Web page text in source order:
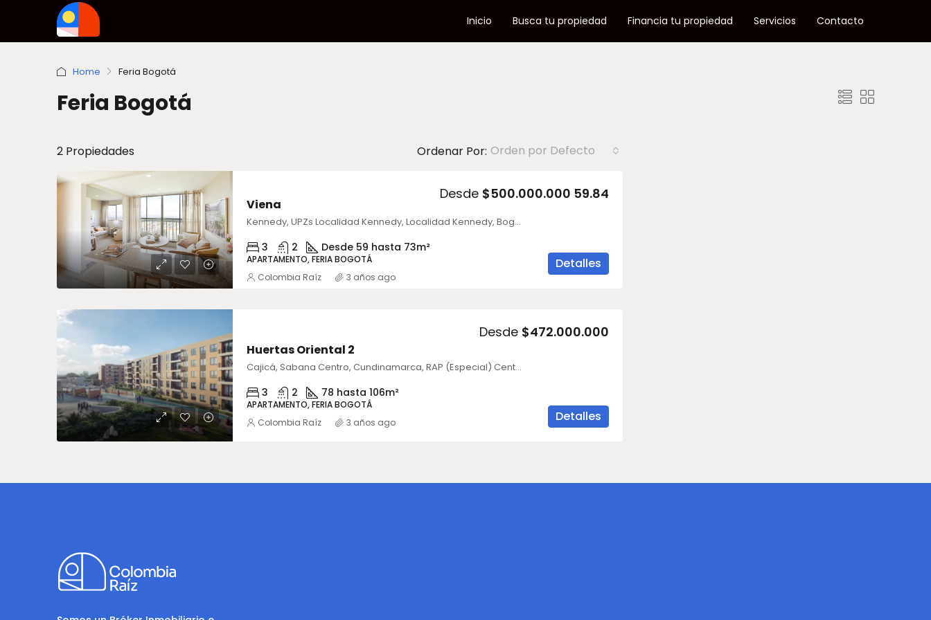
Inicio Busca tu propiedad Financia tu propiedad Servicios Contacto
Home Feria Bogotá
Feria Bogotá
2 Propiedades Ordenar Por: Orden por Defecto
Viena
Desde $500.000.000 59.84
Kennedy, UPZs Localidad Kennedy, Localidad Kennedy, Bogotá, Bogotá, Distrito Capital, 110851, Colombia
3 2 Desde 59 hasta 73m²
APARTAMENTO, FERIA BOGOTÁ Detalles
Colombia Raíz 3 años ago
Huertas Oriental 2
Desde $472.000.000
Cajicá, Sabana Centro, Cundinamarca, RAP (Especial) Central, 250202, Colombia
3 2 78 hasta 106m²
APARTAMENTO, FERIA BOGOTÁ
Detalles
Colombia Raíz 3 años ago